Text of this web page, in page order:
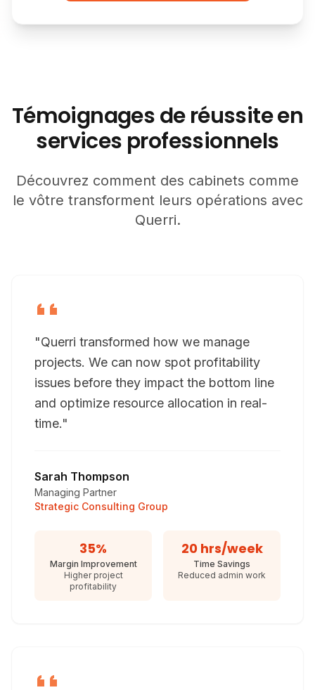
Témoignages de réussite en
services professionnels
Découvrez comment des cabinets comme
le vôtre transforment leurs opérations avec
Querri.
"Querri transformed how we manage
projects. We can now spot profitability
issues before they impact the bottom line
and optimize resource allocation in real-
time."
Sarah Thompson
Managing Partner
Strategic Consulting Group
35%
Margin Improvement
Higher project
profitability
20 hrs/week
Time Savings
Reduced admin work